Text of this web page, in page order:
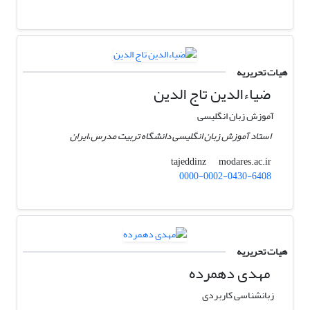
هیات تحریریه
ضیاءالدین تاج الدین
آموزش زبان انگلیسی
استاد آموزش زبان انگلیسی دانشگاه تربیت مدرس،‌ایران
tajeddinz
modares.ac.ir
0000-0002-0430-6408
هیات تحریریه
مهدی دهمرده
زبانشناسی کاربردی